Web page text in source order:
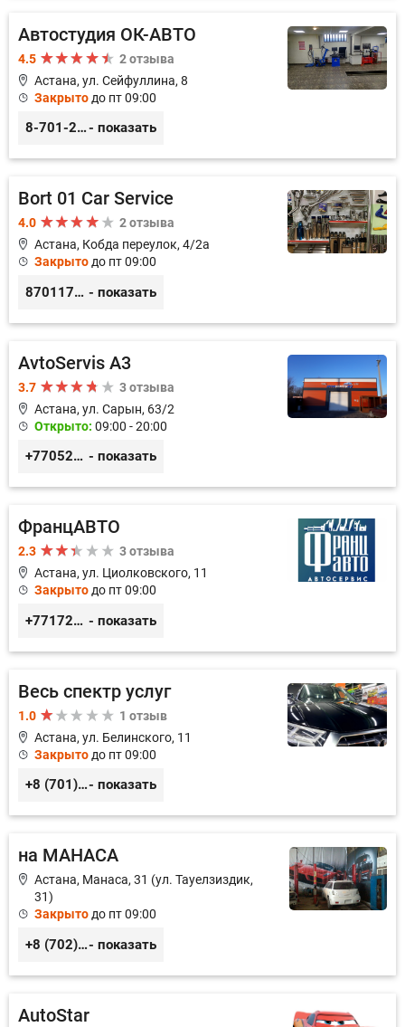
Автостудия ОК-АВТО
4.5
2 отзыва
Астана, ул. Сейфуллина, 8
Закрыто до пт 09:00
8-701-250-88-00- показать
Bort 01 Car Service
4.0
2 отзыва
Астана, Кобда переулок, 4/2а
Закрыто до пт 09:00
87011754444 - показать
AvtoServis A3
3.7
3 отзыва
Астана, ул. Сарын, 63/2
Открыто: 09:00 - 20:00
+77052327760 - показать
ФранцАВТО
2.3
3 отзыва
Астана, ул. Циолковского, 11
Закрыто до пт 09:00
+77172541601 - показать
Весь спектр услуг
1.0
1 отзыв
Астана, ул. Белинского, 11
Закрыто до пт 09:00
+8 (701) 952-60-57- показать
на МАНАСА
Астана, Манаса, 31 (ул. Тауелзиздик,
31)
Закрыто до пт 09:00
+8 (702) 797-77-27- показать
AutoStar